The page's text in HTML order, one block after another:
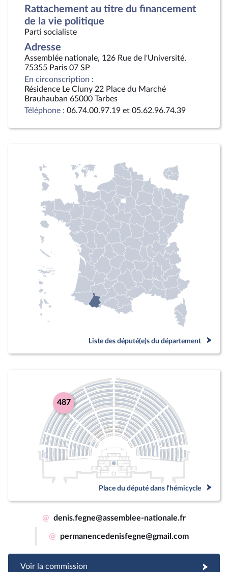
Rattachement au titre du financement
de la vie politique
Parti socialiste
Adresse
Assemblée nationale, 126 Rue de l'Université,
75355 Paris 07 SP
En circonscription :
Résidence Le Cluny 22 Place du Marché
Brauhauban 65000 Tarbes
Téléphone : 06.74.00.97.19 et 05.62.96.74.39
Liste des député(e)s du département
487
Place du député dans l'hémicycle
@ denis.fegne@assemblee-nationale.fr
@ permanencedenisfegne@gmail.com
Voir la commission